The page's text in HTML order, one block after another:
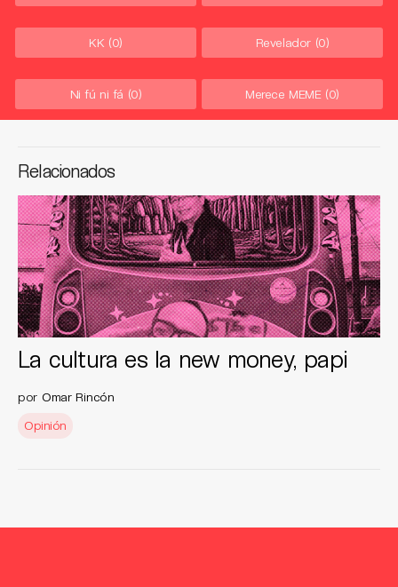
KK (0) Revelador (0)
Ni fú ni fá (0) Merece MEME (0)
Relacionados
La cultura es la new money, papi
por Omar Rincón
Opinión